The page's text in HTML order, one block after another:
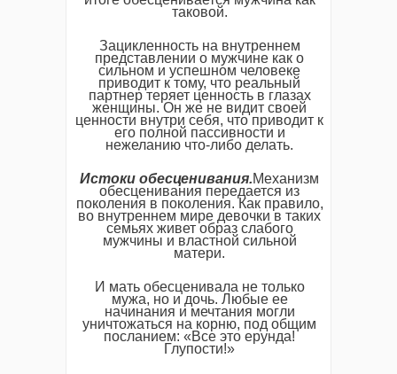
таковой.
Зацикленность на внутреннем
представлении о мужчине как о
сильном и успешном человеке
приводит к тому, что реальный
партнер теряет ценность в глазах
женщины. Он же не видит своей
ценности внутри себя, что приводит к
его полной пассивности и
нежеланию что-либо делать.
Истоки обесценивания.Механизм
обесценивания передается из
поколения в поколения. Как правило,
во внутреннем мире девочки в таких
семьях живет образ слабого
мужчины и властной сильной
матери.
И мать обесценивала не только
мужа, но и дочь. Любые ее
начинания и мечтания могли
уничтожаться на корню, под общим
посланием: «Все это ерунда!
Глупости!»